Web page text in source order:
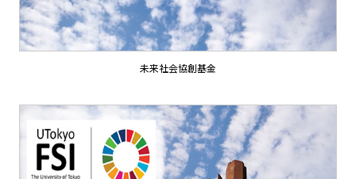
未来社会協創基金